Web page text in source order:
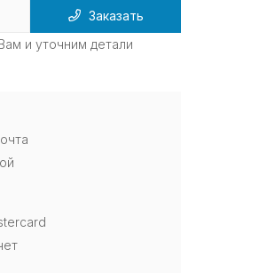
Заказать
и уточним детали